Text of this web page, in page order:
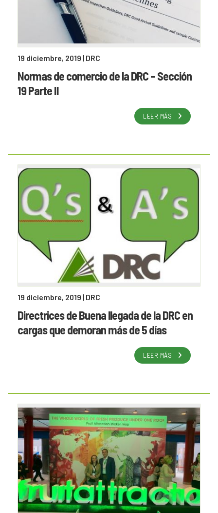
19 diciembre, 2019 | DRC
Normas de comercio de la DRC – Sección
19 Parte II
LEER MÁS
19 diciembre, 2019 | DRC
Directrices de Buena llegada de la DRC en
cargas que demoran más de 5 días
LEER MÁS